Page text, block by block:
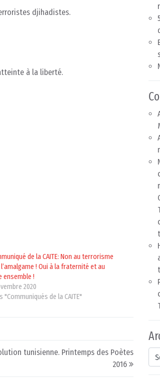
djihadistes.
à la liberté.
de la CAITE: Non au terrorisme
! Oui à la fraternité et au
ensemble !
2020
"Communiqués de la CAITE"
tunisienne. Printemps des Poètes
2016